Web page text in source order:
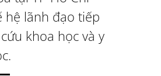
hệ lãnh đạo tiếp
khoa học và y